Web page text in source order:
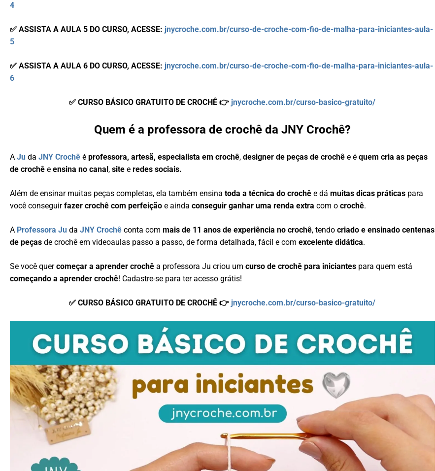
4
✅ ASSISTA A AULA 5 DO CURSO, ACESSE: jnycroche.com.br/curso-de-croche-com-fio-de-malha-para-iniciantes-aula-
5
✅ ASSISTA A AULA 6 DO CURSO, ACESSE: jnycroche.com.br/curso-de-croche-com-fio-de-malha-para-iniciantes-aula-
6
✅ CURSO BÁSICO GRATUITO DE CROCHÊ 👉 jnycroche.com.br/curso-basico-gratuito/
Quem é a professora de crochê da JNY Crochê?
AJu daJNY Crochê é professora, artesã, especialista em crochê,designer de peças de crochê e équem cria as peças
de crochê eensina no canal,site eredes sociais.
Além de ensinar muitas peças completas, ela também ensinatoda a técnica do crochê e dámuitas dicas práticas para
você conseguirfazer crochê com perfeiçãoe aindaconseguir ganhar uma renda extra com ocrochê.
A Professora Ju daJNY Crochê conta commais de 11 anos de experiência no crochê, tendocriado e ensinado centenas
de peças de crochê em videoaulas passo a passo, de forma detalhada, fácil e comexcelente didática.
Se você quercomeçar a aprender crochê a professora Ju criou umcurso de crochê para iniciantes para quem está
começando a aprender crochê! Cadastre-se para ter acesso grátis!
✅ CURSO BÁSICO GRATUITO DE CROCHÊ 👉 jnycroche.com.br/curso-basico-gratuito/